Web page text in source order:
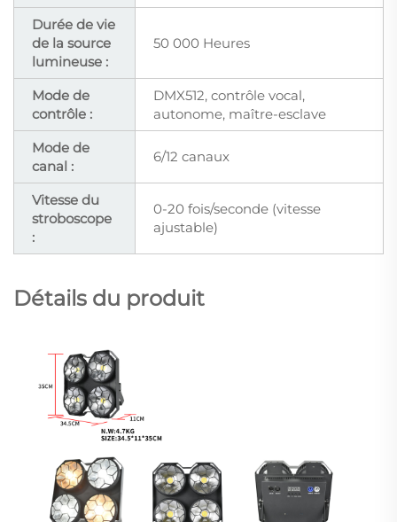
Durée de vie
de la source
lumineuse :
50 000 Heures
Mode de
contrôle :
DMX512, contrôle vocal,
autonome, maître-esclave
Mode de
canal :
6/12 canaux
Vitesse du
stroboscope
:
0-20 fois/seconde (vitesse
ajustable)
Détails du produit